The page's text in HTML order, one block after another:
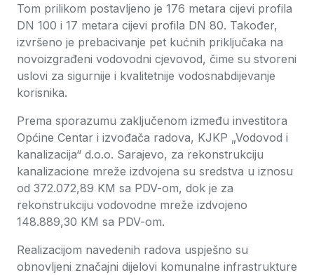
Tom prilikom postavljeno je 176 metara cijevi profila
DN 100 i 17 metara cijevi profila DN 80. Također,
izvršeno je prebacivanje pet kućnih priključaka na
novoizgrađeni vodovodni cjevovod, čime su stvoreni
uslovi za sigurnije i kvalitetnije vodosnabdijevanje
korisnika.
Prema sporazumu zaključenom između investitora
Općine Centar i izvođača radova, KJKP „Vodovod i
kanalizacija“ d.o.o. Sarajevo, za rekonstrukciju
kanalizacione mreže izdvojena su sredstva u iznosu
od 372.072,89 KM sa PDV-om, dok je za
rekonstrukciju vodovodne mreže izdvojeno
148.889,30 KM sa PDV-om.
Realizacijom navedenih radova uspješno su
obnovljeni značajni dijelovi komunalne infrastrukture